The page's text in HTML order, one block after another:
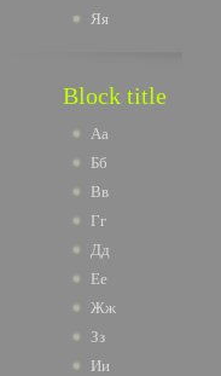
Яя
Block title
Аа
Бб
Вв
Гг
Дд
Ее
Жж
Зз
Ии